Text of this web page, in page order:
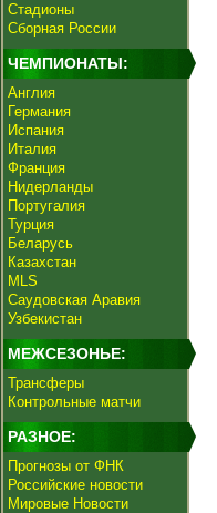
Стадионы
Сборная России
ЧЕМПИОНАТЫ:
Англия
Германия
Испания
Италия
Франция
Нидерланды
Португалия
Турция
Беларусь
Казахстан
MLS
Саудовская Аравия
Узбекистан
МЕЖСЕЗОНЬЕ:
Трансферы
Контрольные матчи
РАЗНОЕ:
Прогнозы от ФНК
Российские новости
Мировые Новости